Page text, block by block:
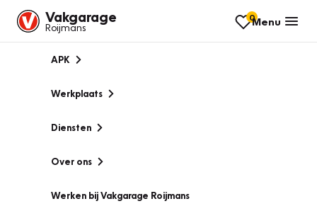
Vakgarage
Roijmans
0Menu
APK
Werkplaats
Diensten
Over ons
Werken bij Vakgarage Roijmans